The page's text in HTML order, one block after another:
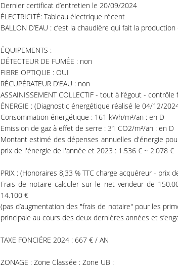
Dernier certificat d’entretien le 20/09/2024
ÉLECTRICITÉ: Tableau électrique récent
BALLON D’EAU : c’est la chaudière qui fait la production
ÉQUIPEMENTS :
DÉTECTEUR DE FUMÉE : non
FIBRE OPTIQUE : OUI
RÉCUPÉRATEUR D’EAU : non
ASSAINISSEMENT COLLECTIF - tout à l’égout -
ÉNERGIE : (Diagnostic énergétique réalisé le 04/12/
Consommation énergétique : 161 kWh/m²/an : en D
Emission de gaz à effet de serre : 31 CO2/m²/an : en D
Montant estimé des dépenses annuelles d'énergie
prix de l'énergie de l'année et 2023 : 1.536 € ~ 2.078 €
PRIX : (Honoraires 8,33 % TTC charge acquéreur - prix
Frais de notaire calculer sur le net vendeur de
14.100 €
(pas d’augmentation des "frais de notaire" pour les
principale au cours des deux dernières années et
TAXE FONCIÉRE 2024 : 667 € / AN
ZONAGE : Zone Classée : Zone UB :